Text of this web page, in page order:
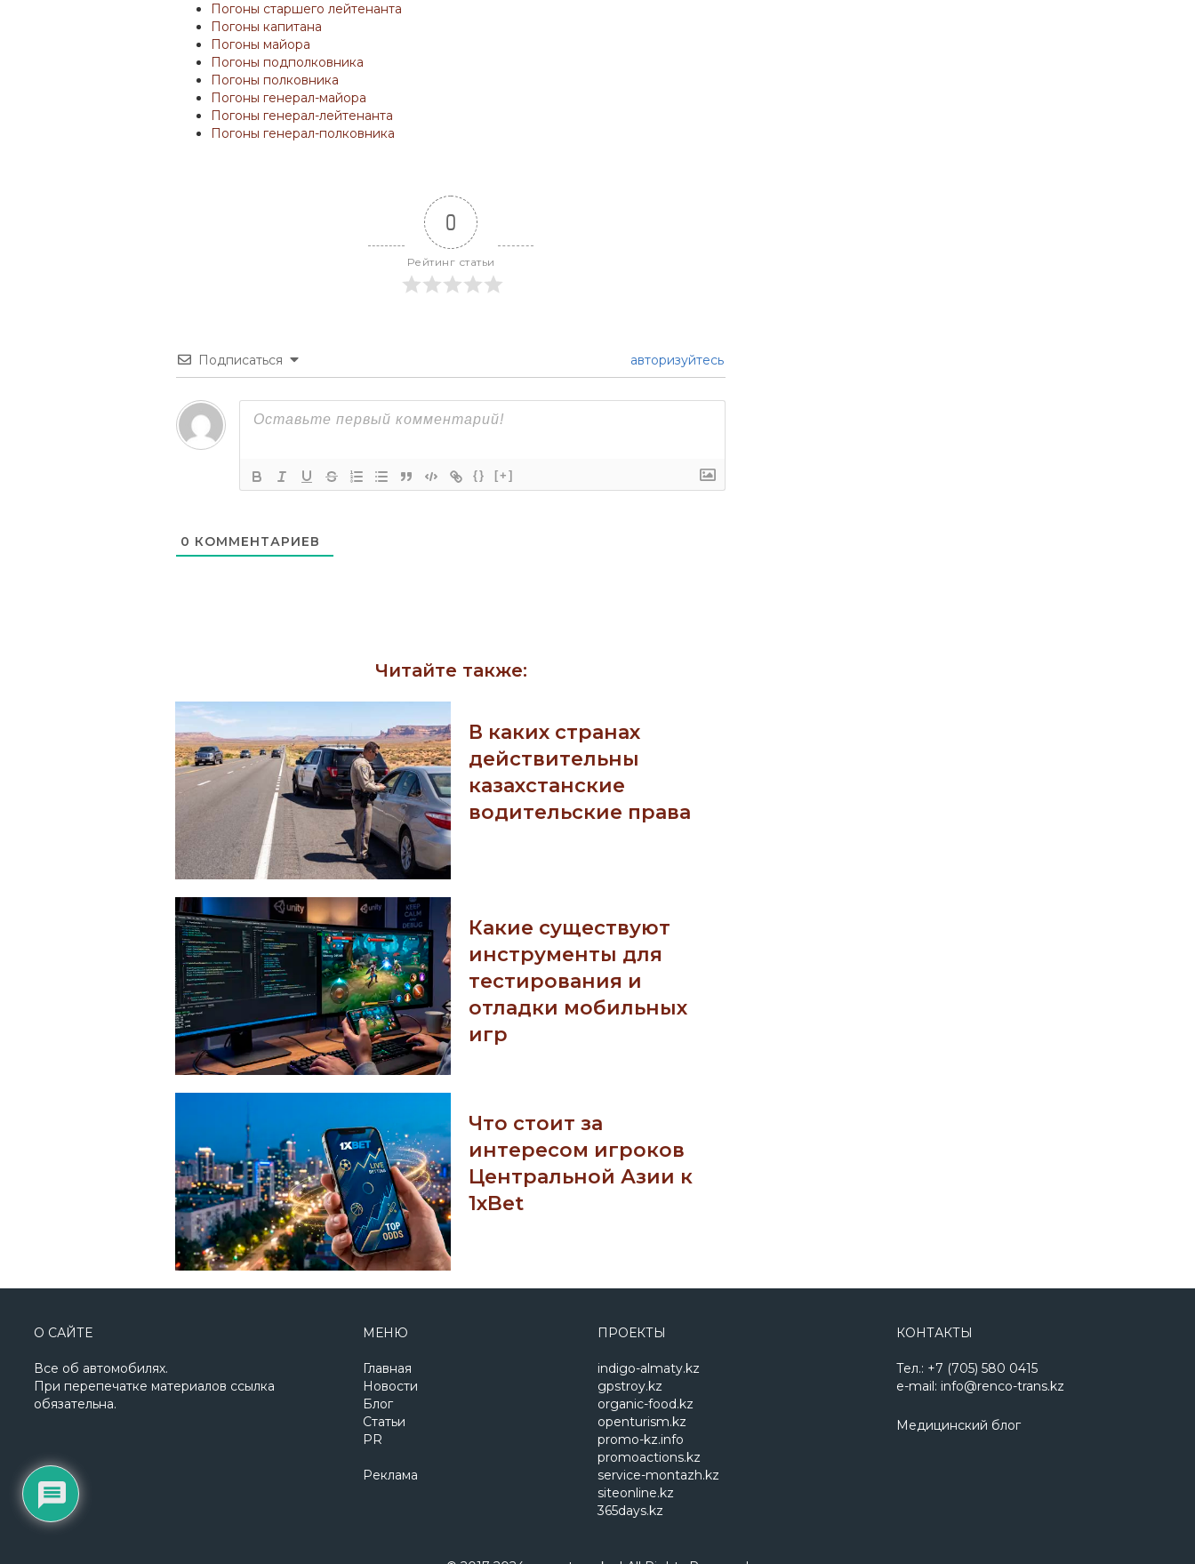
Погоны старшего лейтенанта
Погоны капитана
Погоны майора
Погоны подполковника
Погоны полковника
Погоны генерал-майора
Погоны генерал-лейтенанта
Погоны генерал-полковника
0
Рейтинг статьи
Подписаться авторизуйтесь
{} [+]
0 КОММЕНТАРИЕВ
Читайте также:
В каких странах
действительны
казахстанские
водительские права
Какие существуют
инструменты для
тестирования и
отладки мобильных
игр
Что стоит за
интересом игроков
Центральной Азии к
1xBet
О САЙТЕ
Все об автомобилях.
При перепечатке материалов ссылка
обязательна.
МЕНЮ
Главная
Новости
Блог
Статьи
PR
Реклама
ПРОЕКТЫ
indigo-almaty.kz
gpstroy.kz
organic-food.kz
openturism.kz
promo-kz.info
promoactions.kz
service-montazh.kz
siteonline.kz
365days.kz
КОНТАКТЫ
Тел.: +7 (705) 580 0415
e-mail: info@renco-trans.kz
Медицинский блог